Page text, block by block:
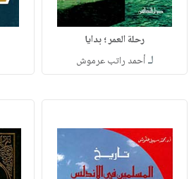
رحلة العمر ؛ بدايا
لـأحمد راتب عرموش